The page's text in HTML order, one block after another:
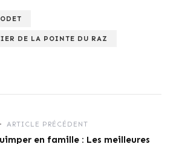
DE LA POINTE DU RAZ
ARTICLE PRÉCÉDENT
en famille : Les meilleures